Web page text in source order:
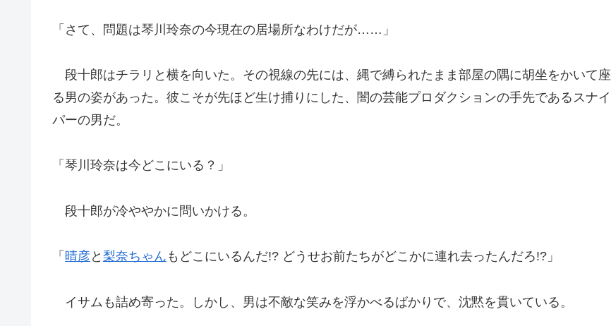
「さて、問題は琴川玲奈の今現在の居場所なわけだが……」
段十郎はチラリと横を向いた。その視線の先には、縄で縛られたまま部屋の隅に胡坐をかいて座
る男の姿があった。彼こそが先ほど生け捕りにした、闇の芸能プロダクションの手先であるスナイ
パーの男だ。
「琴川玲奈は今どこにいる？」
段十郎が冷ややかに問いかける。
「 晴彦と 梨奈ちゃん もどこにいるんだ!? どうせお前たちがどこかに連れ去ったんだろ!?」
イサムも詰め寄った。しかし、男は不敵な笑みを浮かべるばかりで、沈黙を貫いている。